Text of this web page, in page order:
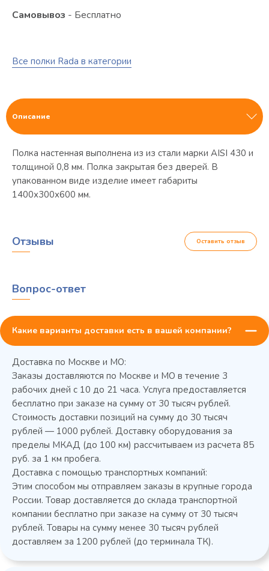
Все полки Rada в категории
Самовывоз - Бесплатно
Описание
Полка настенная выполнена из из стали марки AISI 430 и
толщиной 0,8 мм. Полка закрытая без дверей. В
упакованном виде изделие имеет габариты
1400х300х600 мм.
Колода разрубочная КР-5/5
Отзывы Оставить отзыв
Вопрос-ответ
Какие варианты доставки есть в вашей компании?
Доставка по Москве и МО:
Заказы доставляются по Москве и МО в течение 3
рабочих дней с 10 до 21 часа. Услуга предоставляется
бесплатно при заказе на сумму от 30 тысяч рублей.
Стоимость доставки позиций на сумму до 30 тысяч
рублей — 1000 рублей. Доставку оборудования за
пределы МКАД (до 100 км) рассчитываем из расчета 85
руб. за 1 км пробега.
Доставка с помощью транспортных компаний:
Этим способом мы отправляем заказы в крупные города
России. Товар доставляется до склада транспортной
компании бесплатно при заказе на сумму от 30 тысяч
рублей. Товары на сумму менее 30 тысяч рублей
доставляем за 1200 рублей (до терминала ТК).